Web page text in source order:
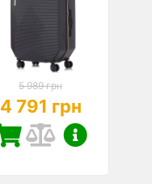
5 989 грн
4 791 грн